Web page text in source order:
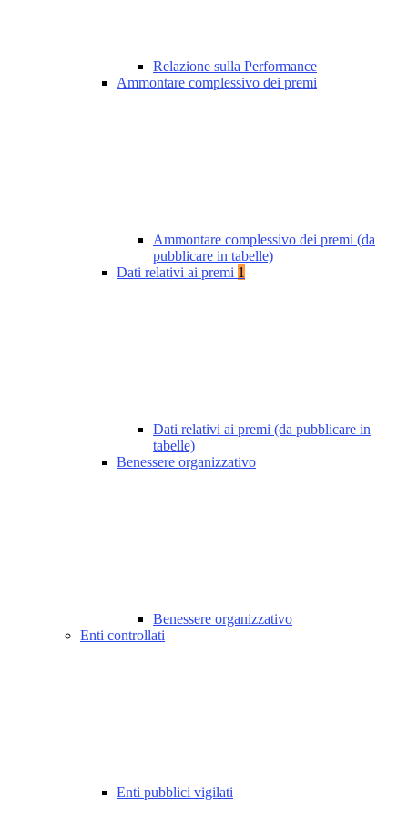
Relazione sulla Performance
Ammontare complessivo dei premi
Ammontare complessivo dei premi (da
pubblicare in tabelle)
Dati relativi ai premi 1
Dati relativi ai premi (da pubblicare in
tabelle)
Benessere organizzativo
Benessere organizzativo
Enti controllati
Enti pubblici vigilati